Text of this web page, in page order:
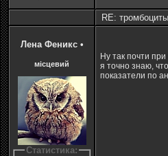
RE:
Лена Феникс •
місцевий
Статистика:
Ну так почти
я точно знаю,
показатели по